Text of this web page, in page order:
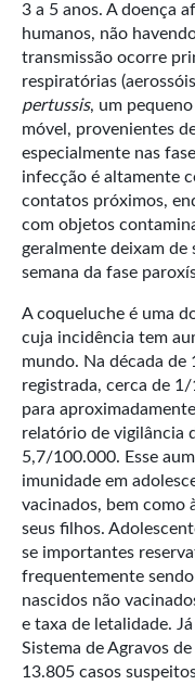
3 a 5 anos. A doença
humanos, não
transmissão ocorre
respiratórias
pertussis, um
móvel, provenientes
especialmente nas
infecção é altamente
contatos próximos,
com objetos
geralmente deixam de
semana da fase
A coqueluche é uma
cuja incidência tem
mundo. Na década de
registrada, cerca de
para
relatório de vigilância
5,7/100.000. Esse
imunidade em
vacinados, bem como
seus filhos.
se importantes
frequentemente
nascidos não
e taxa de letalidade.
Sistema de Agravos
13.805 casos